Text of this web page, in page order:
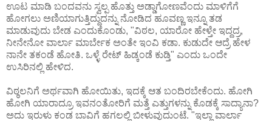
ಊಟ ಮಾಡಿ ಬಂದವನು ಸ್ವಲ್ಪ ಹೊತ್ತು ಅಡ್ಡಾಗೋಣವೆಂದು ಮಾಳಿಗೆಗೆ
ಹೋಗಲು ಅಣಿಯಾಗುತ್ತಿದ್ದುದನ್ನು ನೋಡಿದ ಹೂವಣ್ಣ ಇನ್ನೂ ತಡ
ಮಾಡುವುದು ಬೇಡ ಎಂದುಕೊಂಡು, "ವಿಠಲ, ಯಾರೋ ಹೇಳ್ತೇ ಇದ್ದದ್ರ,
ನೀನೇನೋ ವಾರ್ಲಾ ಮಾರ್ಬೇಕ ಅಂತೇ ಇಂವಿ ಕಡಾ. ಕುಡುದೇ ಆದ್ರೆ ಹೇಳ
ನಾನೇ ತಕಂಡೆ ಹೋತಿ. ಒಳ್ಳೆ ರೇಟ್ ಹಿಡ್ಕಂಡೆ ಕುಡ್ತಿ" ಎಂದು ಒಂದೇ
ಉಸಿರಿನಲ್ಲಿ ಹೇಳಿದ.
ವಿಠ್ಠಲನಿಗೆ ಅರ್ಥವಾಗಿ ಹೋಯಿತು, ಇದಕ್ಕೆ ಆತ ಬಂದಿರಬೇಕೆಂದು. ಹೋಗಿ
ಹೋಗಿ ಯಾರಾದ್ರೂ ಇವನಂತೋರಿಗೆ ಮತ್ತೆ ಎತ್ತುಗಳನ್ನು ಕೊಡಕ್ಕೆ ಸಾದ್ಯಾನಾ?
ಅದು ಇರುಳು ಕಂಡ ಬಾವಿಗೆ ಹಗಲಲ್ಲಿ ಬೀಳುವುದುಂಟೆ. "ಇಲ್ಲಾ ವಾರ್ಲಾ